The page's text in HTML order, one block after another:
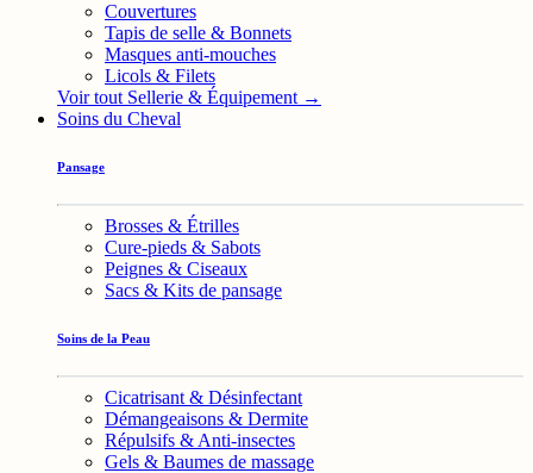
Couvertures
Tapis de selle & Bonnets
Masques anti-mouches
Licols & Filets
Voir tout Sellerie & Équipement →
Soins du Cheval
Pansage
Brosses & Étrilles
Cure-pieds & Sabots
Peignes & Ciseaux
Sacs & Kits de pansage
Soins de la Peau
Cicatrisant & Désinfectant
Démangeaisons & Dermite
Répulsifs & Anti-insectes
Gels & Baumes de massage